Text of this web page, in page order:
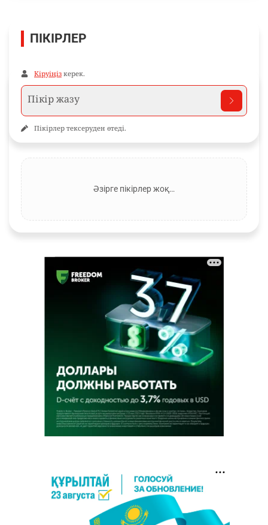
ПІКІРЛЕР
Кіруіңіз керек.
Пікірлер тексеруден өтеді.
Әзірге пікірлер жоқ…